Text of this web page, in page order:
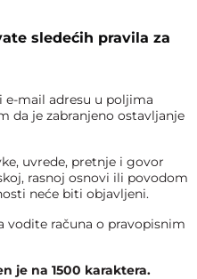
sledećih pravila za
e-mail adresu u poljima
da je zabranjeno ostavljanje
uvrede, pretnje i govor
rasnoj osnovi ili povodom
neće biti objavljeni.
vodite računa o pravopisnim
je na 1500 karaktera.